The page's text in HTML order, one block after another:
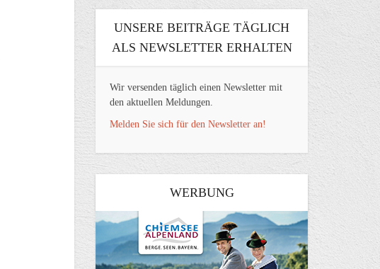
UNSERE BEITRÄGE TÄGLICH
ALS NEWSLETTER ERHALTEN
Wir versenden täglich einen Newsletter mit
den aktuellen Meldungen.
Melden Sie sich für den Newsletter an!
WERBUNG